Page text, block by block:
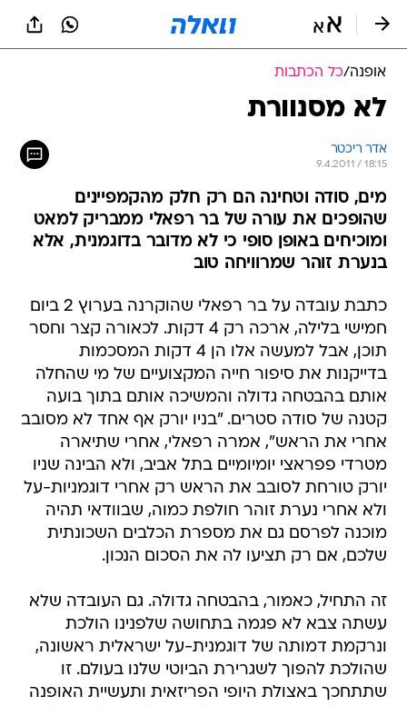
אופנה/כל הכתבות
לא מסנוורת
אדר ריכטר
9.4.2011 / 18:15
מים, סודה וטחינה הם רק חלק מהקמפיינים
שהופכים את עורה של בר רפאלי ממבריק למאט
ומוכיחים באופן סופי כי לא מדובר בדוגמנית, אלא
בנערת זוהר שמרוויחה טוב
כתבת עובדה על בר רפאלי שהוקרנה בערוץ 2 ביום
חמישי בלילה, ארכה רק 4 דקות. לכאורה קצר וחסר
תוכן, אבל למעשה אלו הן 4 דקות המסכמות
בדייקנות את סיפור חייה המקצועיים של מי שהחלה
אותם בהבטחה גדולה והמשיכה אותם בתוך בועה
קטנה של סודה סטרים. "בניו יורק אף אחד לא מסובב
אחרי את הראש", אמרה רפאלי, אחרי שתיארה
מטרדי פפראצי יומיומיים בתל אביב, ולא הבינה שניו
יורק טורחת לסובב את הראש רק אחרי דוגמניות-על
ולא אחרי נערת זוהר חולפת כמוה, שבוודאי תהיה
מוכנה לפרסם גם את מספרת הכלבים השכונתית
שלכם, אם רק תציעו לה את הסכום הנכון.
זה התחיל, כאמור, בהבטחה גדולה. גם העובדה שלא
עשתה צבא לא פגמה בתחושה שלפנינו הולכת
ונרקמת דמותה של דוגמנית-על ישראלית ראשונה,
שהולכת להפוך לשגרירת הביוטי שלנו בעולם. זו
שתתחכך באצולת היופי הפריזאית ותעשיית האופנה